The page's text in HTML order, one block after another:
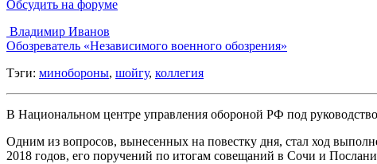
Обсудить на форуме
Владимир Иванов
Обозреватель «Независимого военного обозрения»
Тэги: минобороны, шойгу, коллегия
В Национальном центре управления обороной РФ под
Одним из вопросов, вынесенных на повестку дня, стал ход
2018 годов, его поручений по итогам совещаний в Сочи и